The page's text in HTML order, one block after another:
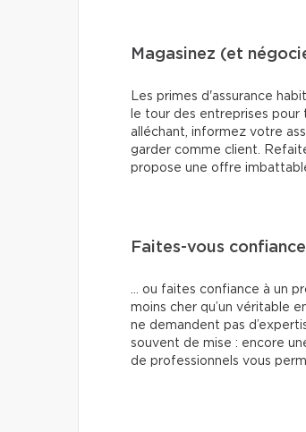
Magasinez (et
Les primes d'assurance
le tour des entreprises pour
alléchant, informez votre
garder comme client.
propose une offre
Faites-vous
… ou faites confiance à un
moins cher qu’un véritable
ne demandent pas
souvent de mise : encore
de professionnels vous